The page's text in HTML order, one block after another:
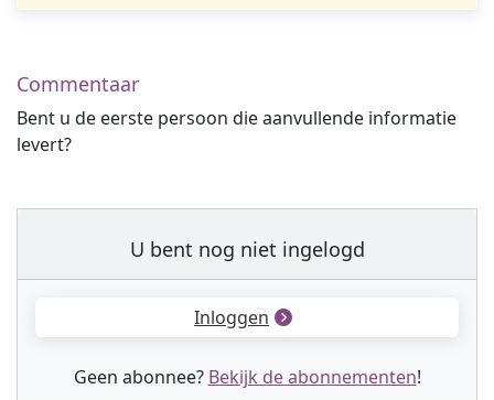
Commentaar
Bent u de eerste persoon die aanvullende informatie
levert?
U bent nog niet ingelogd
Inloggen
Geen abonnee? Bekijk de abonnementen!